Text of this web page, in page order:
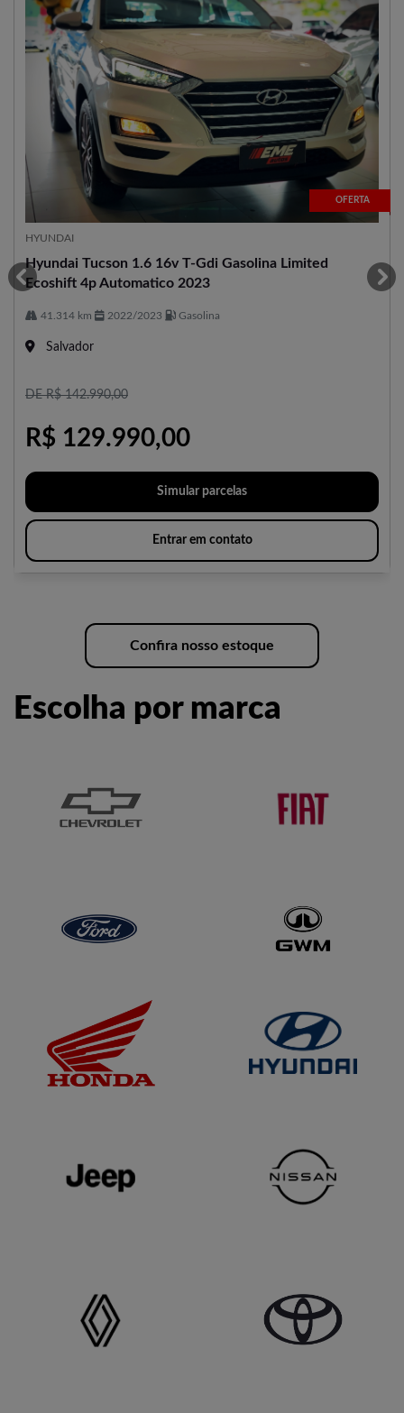
OFERTA
HYUNDAI
Hyundai Tucson 1.6 16v T-Gdi Gasolina Limited
Ecoshift 4p Automatico 2023
41.314 km 2022/2023 Gasolina
Salvador
DE R$ 142.990,00
R$ 129.990,00
Simular parcelas
Entrar em contato
templates.template-
Confira nosso estoque
Escolha por marca